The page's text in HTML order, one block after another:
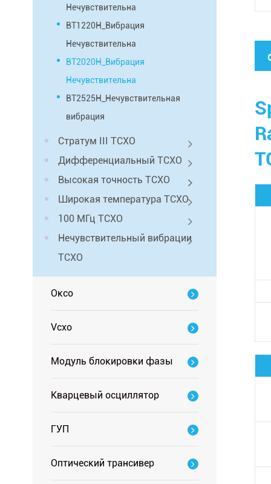
Нечувствительна
BT1220H_Вибрация
Нечувствительна
BT2020H_Вибрация
Нечувствительна
BT2525H_Нечувствительная
вибрация
Стратум III TCXO
Дифференциальный TCXO
Высокая точность TCXO
Широкая температура TCXO
100 МГц TCXO
Нечувствительный вибрации
TCXO
Оксо
Vcxo
Модуль блокировки фазы
Кварцевый осциллятор
ГУП
Оптический трансивер